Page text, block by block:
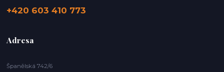
+420 603 410 773
Adresa
Španělská 742/6